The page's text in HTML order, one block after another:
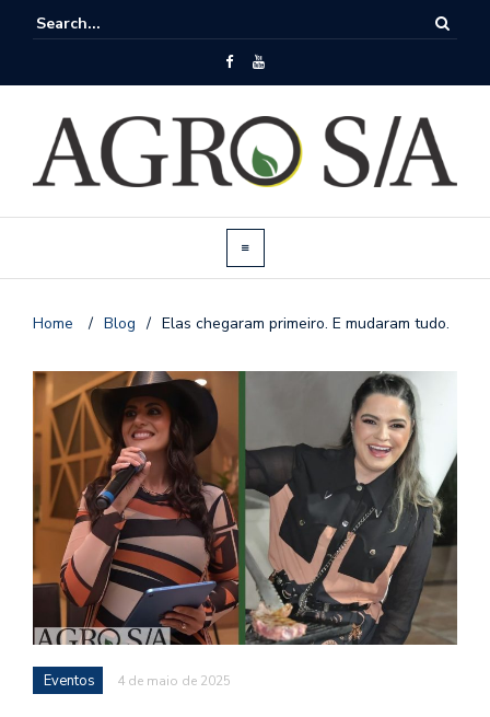
Home / Blog / Elas chegaram primeiro. E mudaram tudo.
Eventos 4 de maio de 2025